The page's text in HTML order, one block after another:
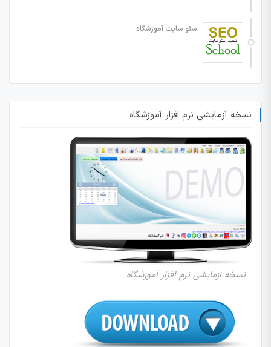
سئو سایت آموزشگاه
نسخه آزمایشی نرم افزار آموزشگاه
نسخه آزمایشی نرم افزار آموزشگاه